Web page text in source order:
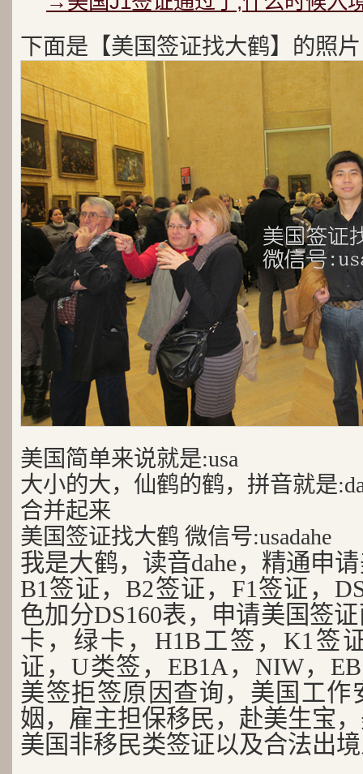
下面是【美国签证找大鹤】的照片
美国简单来说就是:usa
大小的大，仙鹤的鹤，拼音就是
合并起来
美国签证找大鹤 微信号:usadahe
我是大鹤，读音dahe，精通申
B1签证，B2签证，F1签证，
色加分DS160表，申请美国签
卡，绿卡，H1B工签，K1签
证，U类签，EB1A，NIW，
美签拒签原因查询，美国工作
姻，雇主担保移民，赴美生宝
美国非移民类签证以及合法出